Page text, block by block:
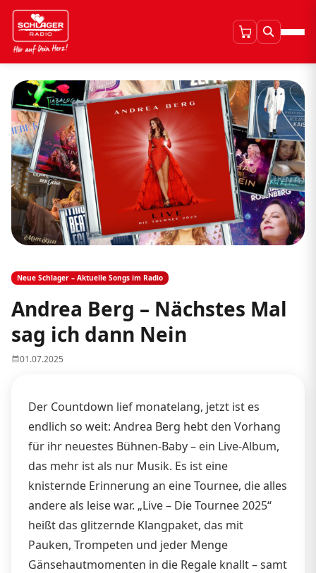
Neue Schlager – Aktuelle Songs im Radio
Andrea Berg – Nächstes Mal
sag ich dann Nein
01.07.2025
Der Countdown lief monatelang, jetzt ist es
endlich so weit: Andrea Berg hebt den Vorhang
für ihr neuestes Bühnen-Baby – ein Live-Album,
das mehr ist als nur Musik. Es ist eine
knisternde Erinnerung an eine Tournee, die alles
andere als leise war. „Live – Die Tournee 2025“
heißt das glitzernde Klangpaket, das mit
Pauken, Trompeten und jeder Menge
Gänsehautmomenten in die Regale knallt – samt